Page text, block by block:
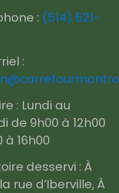
: (514) 521-
:
: Lundi au
de 9h00 à 12h00
à 16h00
desservi : À
rue d’Iberville, À